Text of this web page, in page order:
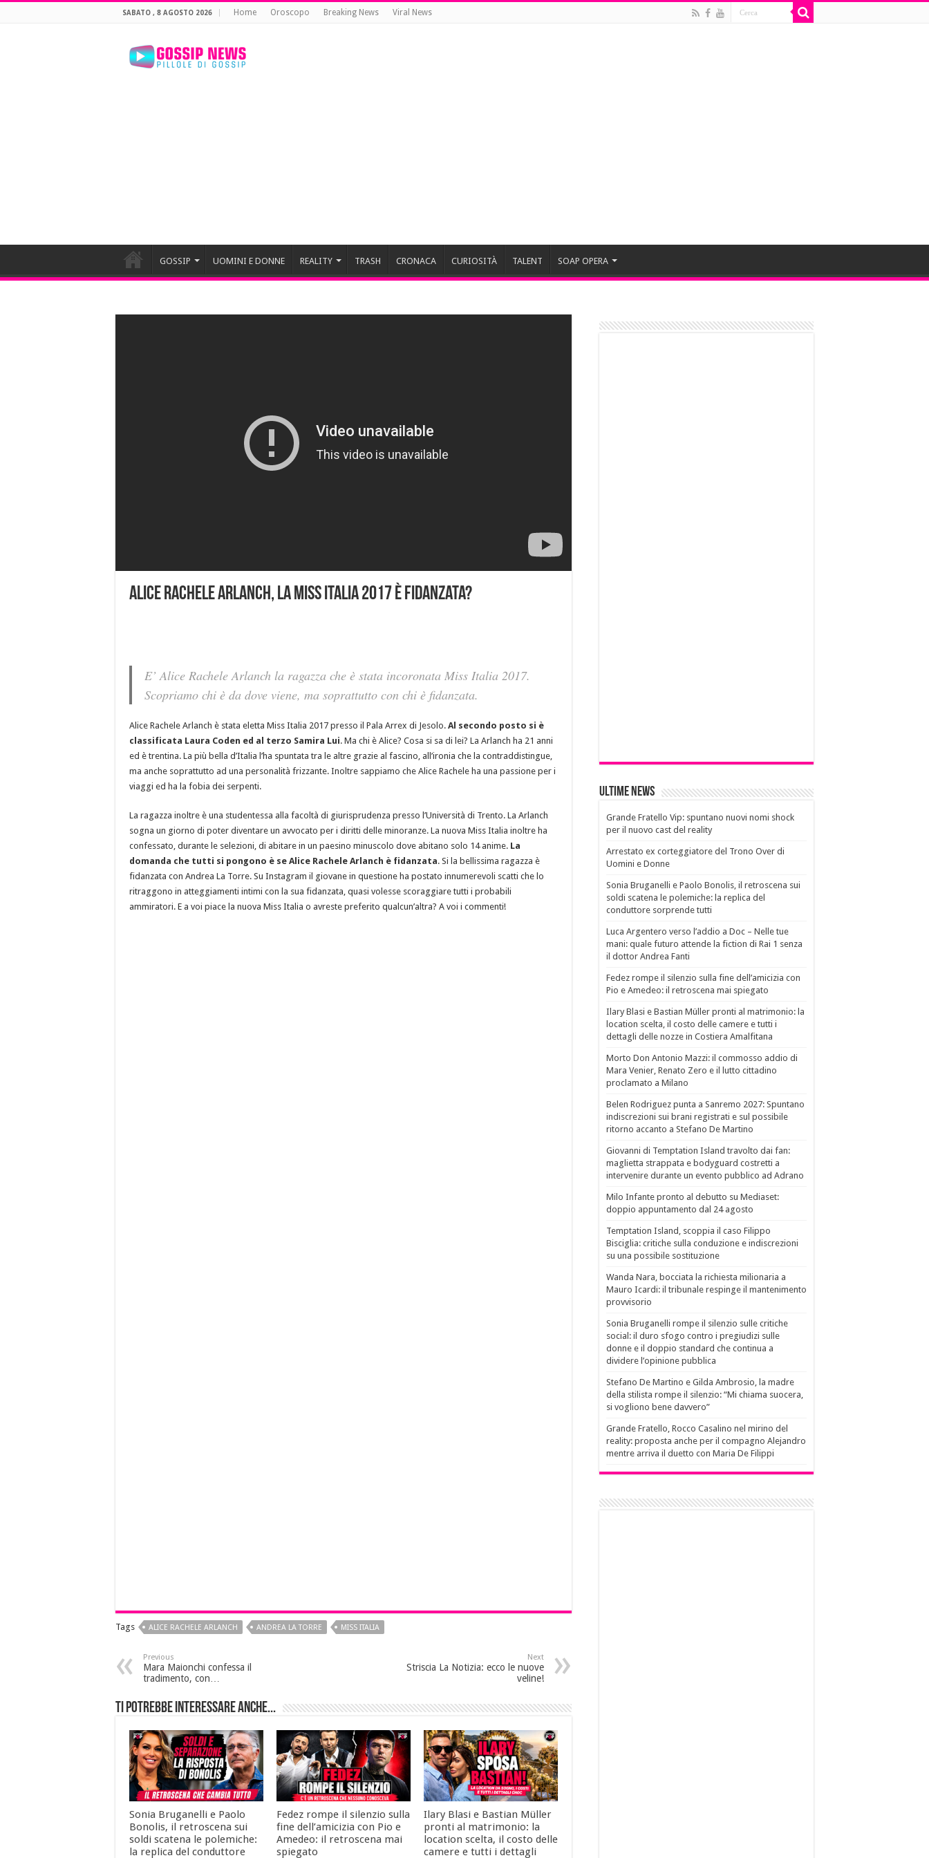
SABATO , 8 AGOSTO 2026 Home Oroscopo Breaking News Viral News
GOSSIP UOMINI E DONNE REALITY TRASH CRONACA CURIOSITÀ TALENT SOAP OPERA
Alice Rachele Arlanch, la Miss Italia 2017 è fidanzata?
E’ Alice Rachele Arlanch la ragazza che è stata incoronata Miss Italia 2017.
Scopriamo chi è da dove viene, ma soprattutto con chi è fidanzata.
Alice Rachele Arlanch è stata eletta Miss Italia 2017 presso il Pala Arrex di Jesolo. Al secondo posto si è
classificata Laura Coden ed al terzo Samira Lui. Ma chi è Alice? Cosa si sa di lei? La Arlanch ha 21 anni
ed è trentina. La più bella d’Italia l’ha spuntata tra le altre grazie al fascino, all’ironia che la contraddistingue,
ma anche soprattutto ad una personalità frizzante. Inoltre sappiamo che Alice Rachele ha una passione per i
viaggi ed ha la fobia dei serpenti.
La ragazza inoltre è una studentessa alla facoltà di giurisprudenza presso l’Università di Trento. La Arlanch
sogna un giorno di poter diventare un avvocato per i diritti delle minoranze. La nuova Miss Italia inoltre ha
confessato, durante le selezioni, di abitare in un paesino minuscolo dove abitano solo 14 anime. La
domanda che tutti si pongono è se Alice Rachele Arlanch è fidanzata. Si la bellissima ragazza è
fidanzata con Andrea La Torre. Su Instagram il giovane in questione ha postato innumerevoli scatti che lo
ritraggono in atteggiamenti intimi con la sua fidanzata, quasi volesse scoraggiare tutti i probabili
ammiratori. E a voi piace la nuova Miss Italia o avreste preferito qualcun’altra? A voi i commenti!
Tags ALICE RACHELE ARLANCH ANDREA LA TORRE MISS ITALIA
Previous
Mara Maionchi confessa il
tradimento, con…
Next
Striscia La Notizia: ecco le nuove
veline!
Ti potrebbe interessare anche...
Sonia Bruganelli e Paolo
Bonolis, il retroscena sui
soldi scatena le polemiche:
la replica del conduttore
Fedez rompe il silenzio sulla
fine dell’amicizia con Pio e
Amedeo: il retroscena mai
spiegato
Ilary Blasi e Bastian Müller
pronti al matrimonio: la
location scelta, il costo delle
camere e tutti i dettagli
Ultime News
Grande Fratello Vip: spuntano nuovi nomi shock
per il nuovo cast del reality
Arrestato ex corteggiatore del Trono Over di
Uomini e Donne
Sonia Bruganelli e Paolo Bonolis, il retroscena sui
soldi scatena le polemiche: la replica del
conduttore sorprende tutti
Luca Argentero verso l’addio a Doc – Nelle tue
mani: quale futuro attende la fiction di Rai 1 senza
il dottor Andrea Fanti
Fedez rompe il silenzio sulla fine dell’amicizia con
Pio e Amedeo: il retroscena mai spiegato
Ilary Blasi e Bastian Müller pronti al matrimonio: la
location scelta, il costo delle camere e tutti i
dettagli delle nozze in Costiera Amalfitana
Morto Don Antonio Mazzi: il commosso addio di
Mara Venier, Renato Zero e il lutto cittadino
proclamato a Milano
Belen Rodriguez punta a Sanremo 2027: Spuntano
indiscrezioni sui brani registrati e sul possibile
ritorno accanto a Stefano De Martino
Giovanni di Temptation Island travolto dai fan:
maglietta strappata e bodyguard costretti a
intervenire durante un evento pubblico ad Adrano
Milo Infante pronto al debutto su Mediaset:
doppio appuntamento dal 24 agosto
Temptation Island, scoppia il caso Filippo
Bisciglia: critiche sulla conduzione e indiscrezioni
su una possibile sostituzione
Wanda Nara, bocciata la richiesta milionaria a
Mauro Icardi: il tribunale respinge il mantenimento
provvisorio
Sonia Bruganelli rompe il silenzio sulle critiche
social: il duro sfogo contro i pregiudizi sulle
donne e il doppio standard che continua a
dividere l’opinione pubblica
Stefano De Martino e Gilda Ambrosio, la madre
della stilista rompe il silenzio: “Mi chiama suocera,
si vogliono bene davvero”
Grande Fratello, Rocco Casalino nel mirino del
reality: proposta anche per il compagno Alejandro
mentre arriva il duetto con Maria De Filippi